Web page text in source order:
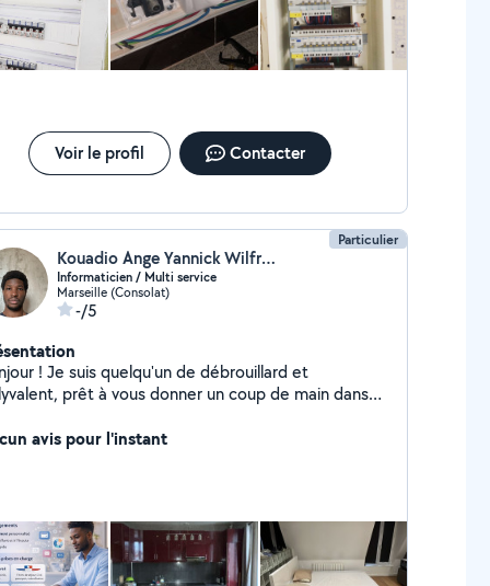
Voir le profil Contacter
Particulier
Kouadio Ange Yannick Wilfried Nguessan
Informaticien / Multi service
Marseille (Consolat)
-/5
! Je suis quelqu'un de débrouillard et
prêt à vous donner un coup de main dans
informatique, un peu d'aide à la maison ou
particuliers en français Soutien scolaire Aide
devoirs et accompagnement pédagogique pour les
primaire Garde d'enfants & animaux Garde
avis pour l'instant